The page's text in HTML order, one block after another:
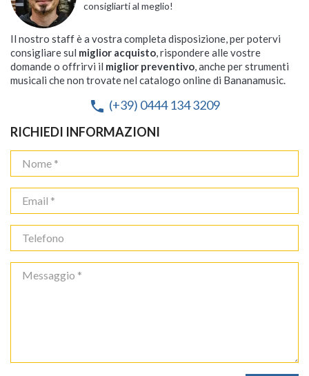
consigliarti al meglio!
Il nostro staff è a vostra completa disposizione, per potervi
consigliare sul miglior acquisto, rispondere alle vostre
domande o offrirvi il miglior preventivo, anche per strumenti
musicali che non trovate nel catalogo online di Bananamusic.
phone (+39) 0444 134 3209
RICHIEDI INFORMAZIONI